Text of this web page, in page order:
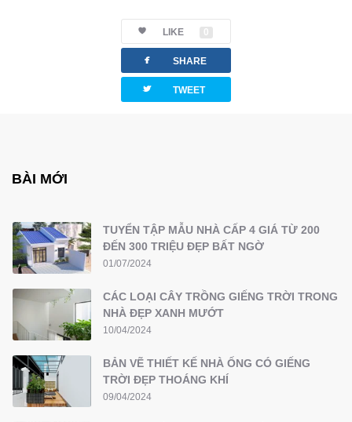
LIKE 0
facebook SHARE
twitterbird TWEET
BÀI MỚI
TUYỂN TẬP MẪU NHÀ CẤP 4 GIÁ TỪ 200
ĐẾN 300 TRIỆU ĐẸP BẤT NGỜ
01/07/2024
CÁC LOẠI CÂY TRỒNG GIẾNG TRỜI TRONG
NHÀ ĐẸP XANH MƯỚT
10/04/2024
BẢN VẼ THIẾT KẾ NHÀ ỐNG CÓ GIẾNG
TRỜI ĐẸP THOÁNG KHÍ
09/04/2024